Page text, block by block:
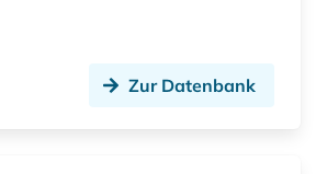
Zur Datenbank